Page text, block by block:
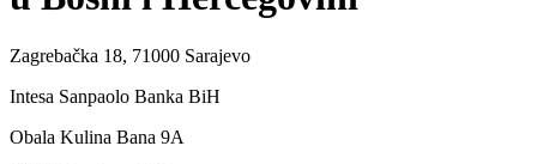
Zagrebačka 18, 71000 Sarajevo
Intesa Sanpaolo Banka BiH
Obala Kulina Bana 9A